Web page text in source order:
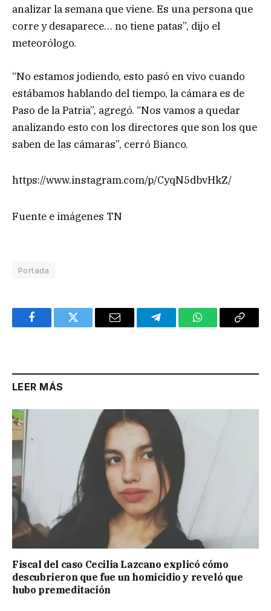
analizar la semana que viene. Es una persona que
corre y desaparece… no tiene patas”, dijo el
meteorólogo.
“No estamos jodiendo, esto pasó en vivo cuando
estábamos hablando del tiempo, la cámara es de
Paso de la Patria”, agregó. “Nos vamos a quedar
analizando esto con los directores que son los que
saben de las cámaras”, cerró Bianco.
https://www.instagram.com/p/CyqN5dbvHkZ/
Fuente e imágenes TN
Portada
FacebookTwitter Email TelegramWhatsAppCopy
LEER MÁS
Fiscal del caso Cecilia Lazcano explicó cómo
descubrieron que fue un homicidio y reveló que
hubo premeditación